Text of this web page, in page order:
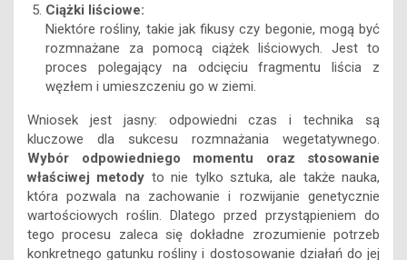
Ciążki liściowe:
Niektóre rośliny, takie jak fikusy czy begonie, mogą być
rozmnażane za pomocą ciążek liściowych. Jest to
proces polegający na odcięciu fragmentu liścia z
węzłem i umieszczeniu go w ziemi.
Wniosek jest jasny: odpowiedni czas i technika są
kluczowe dla sukcesu rozmnażania wegetatywnego.
Wybór odpowiedniego momentu oraz stosowanie
właściwej metody to nie tylko sztuka, ale także nauka,
która pozwala na zachowanie i rozwijanie genetycznie
wartościowych roślin. Dlatego przed przystąpieniem do
tego procesu zaleca się dokładne zrozumienie potrzeb
konkretnego gatunku rośliny i dostosowanie działań do jej